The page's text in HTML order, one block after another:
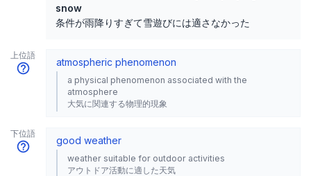
snow
条件が雨降りすぎて雪遊びには適さなかった
上位語
atmospheric phenomenon
a physical phenomenon associated with the
atmosphere
大気に関連する物理的現象
下位語
good weather
weather suitable for outdoor activities
アウトドア活動に適した天気